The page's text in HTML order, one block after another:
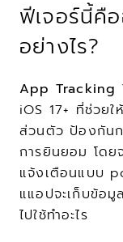
ฟีเจอร์นี้คื
อย่างไร?
App Tracking
iOS 17+ ที่ช่วยใ
ส่วนตัว ป้องกันก
การยินยอม โด
แจ้งเตือนแบบ
แแอปจะเก็บข้อ
ไปใช้ทำอะไร